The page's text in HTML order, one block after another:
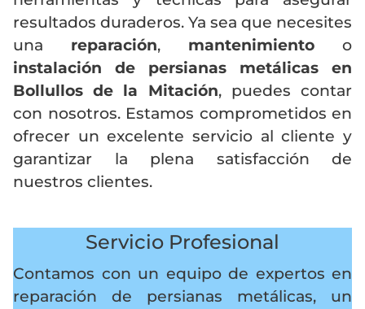
resultados duraderos. Ya sea que necesites
una reparación, mantenimiento o
instalación de persianas metálicas en
Bollullos de la Mitación, puedes contar
con nosotros. Estamos comprometidos en
ofrecer un excelente servicio al cliente y
garantizar la plena satisfacción de
nuestros clientes.
Servicio Profesional
Contamos con un equipo de expertos en
reparación de persianas metálicas, un